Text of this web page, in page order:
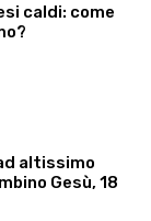
caldi: come
altissimo
Gesù, 18